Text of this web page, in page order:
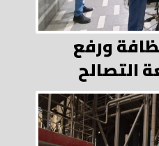
ورفع
التصالح